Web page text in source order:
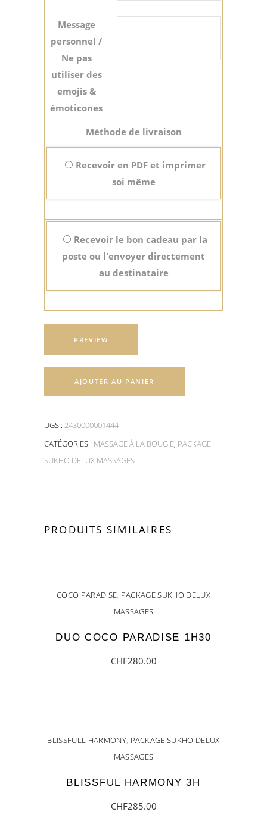
Message
personnel /
Ne pas
utiliser des
emojis &
émoticones
Méthode de livraison
Recevoir en PDF et imprimer
soi même
Recevoir le bon cadeau par la
poste ou l'envoyer directement
au destinataire
PREVIEW
AJOUTER AU PANIER
UGS : 2430000001444
CATÉGORIES : MASSAGE À LA BOUGIE, PACKAGE
SUKHO DELUX MASSAGES
PRODUITS SIMILAIRES
COCO PARADISE, PACKAGE SUKHO DELUX
MASSAGES
DUO COCO PARADISE 1H30
CHF280.00
BLISSFULL HARMONY, PACKAGE SUKHO DELUX
MASSAGES
BLISSFUL HARMONY 3H
CHF285.00